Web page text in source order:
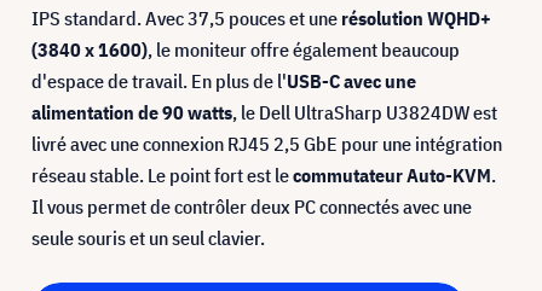
IPS standard. Avec 37,5 pouces et une résolution WQHD+
(3840 x 1600), le moniteur offre également beaucoup
d'espace de travail. En plus de l'USB-C avec une
alimentation de 90 watts, le Dell UltraSharp U3824DW est
livré avec une connexion RJ45 2,5 GbE pour une intégration
réseau stable. Le point fort est lecommutateur Auto-KVM.
Il vous permet de contrôler deux PC connectés avec une
seule souris et un seul clavier.